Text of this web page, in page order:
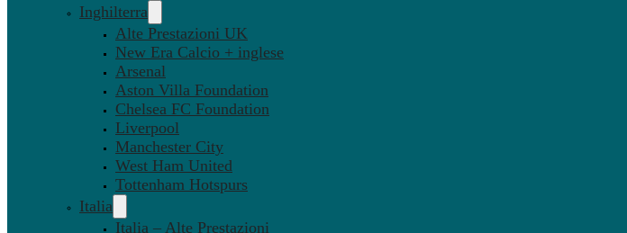
Inghilterra
Alte Prestazioni UK
New Era Calcio + inglese
Arsenal
Aston Villa Foundation
Chelsea FC Foundation
Liverpool
Manchester City
West Ham United
Tottenham Hotspurs
Italia
Italia – Alte Prestazioni